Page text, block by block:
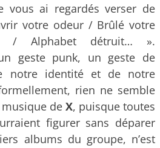
vous ai regardés verser de
votre odeur / Brûlé votre
/ Alphabet détruit… ».
geste punk, un geste de
notre identité et de notre
rien ne semble
de X, puisque toutes
figurer sans déparer
albums du groupe, n’est